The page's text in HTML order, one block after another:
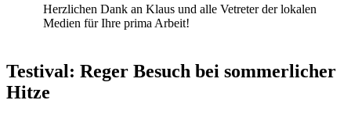
Herzlichen Dank an Klaus und alle Vetreter der lokalen
Medien für Ihre prima Arbeit!
Testival: Reger Besuch bei sommerlicher
Hitze